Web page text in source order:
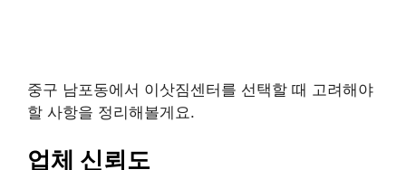
중구 남포동에서 이삿짐센터를 선택할 때 고려해야
할 사항을 정리해볼게요.
업체 신뢰도